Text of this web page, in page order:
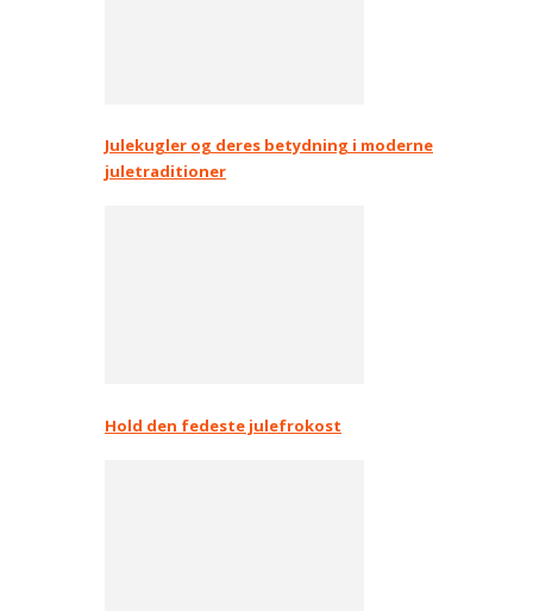
Julekugler og deres betydning i moderne
juletraditioner
Hold den fedeste julefrokost